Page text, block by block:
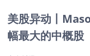
美股异动丨
幅最大的中概股